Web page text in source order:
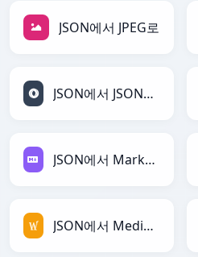
JSON에서 JPEG로
JSON에서 JSONLines로
JSON에서 Markdown로
JSON에서 MediaWiki로